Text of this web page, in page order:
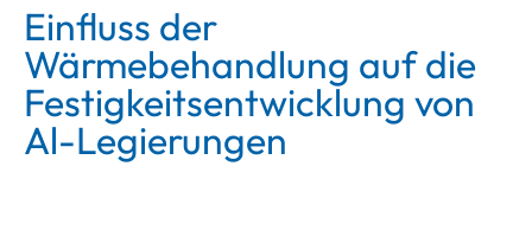
Einfluss der
Wärmebehandlung auf die
Festigkeitsentwicklung von
Al-Legierungen